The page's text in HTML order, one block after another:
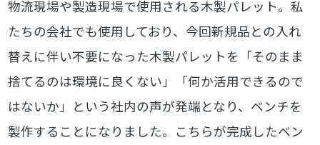
物流現場や製造現場で使用される木製パレット。私
たちの会社でも使用しており、今回新規品との入れ
替えに伴い不要になった木製パレットを「そのまま
捨てるのは環境に良くない」「何か活用できるので
はないか」という社内の声が発端となり、ベンチを
製作することになりました。こちらが完成したベン